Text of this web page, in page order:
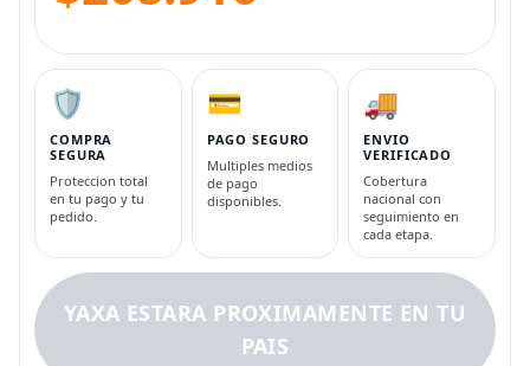
🛡️
COMPRA
SEGURA
Proteccion total
en tu pago y tu
pedido.
💳
PAGO SEGURO
Multiples medios
de pago
disponibles.
🚚
ENVIO
VERIFICADO
Cobertura
nacional con
seguimiento en
cada etapa.
YAXA ESTARA PROXIMAMENTE EN TU
PAIS